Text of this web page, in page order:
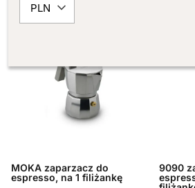
MOKA zaparzacz do
espresso, na 1 filiżankę
9090
PLN